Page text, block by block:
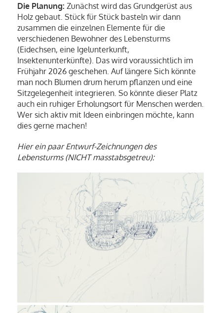
Die Planung: Zunächst wird das Grundgerüst aus
Holz gebaut. Stück für Stück basteln wir dann
zusammen die einzelnen Elemente für die
verschiedenen Bewohner des Lebensturms
(Eidechsen, eine Igelunterkunft,
Insektenunterkünfte). Das wird voraussichtlich im
Frühjahr 2026 geschehen. Auf längere Sich könnte
man noch Blumen drum herum pflanzen und eine
Sitzgelegenheit integrieren. So könnte dieser Platz
auch ein ruhiger Erholungsort für Menschen werden.
Wer sich aktiv mit Ideen einbringen möchte, kann
dies gerne machen!
Hier ein paar Entwurf-Zeichnungen des
Lebensturms (NICHT masstabsgetreu):